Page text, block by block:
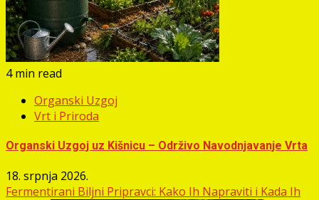
4 min read
Organski Uzgoj
Vrt i Priroda
Organski Uzgoj uz Kišnicu – Održivo Navodnjavanje Vrta
18. srpnja 2026.
Fermentirani Biljni Pripravci: Kako Ih Napraviti i Kada Ih